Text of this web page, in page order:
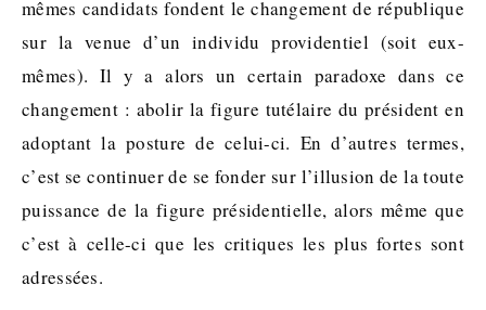
mêmes candidats fondent le changement de république
sur la venue d’un individu providentiel (soit eux-
mêmes). Il y a alors un certain paradoxe dans ce
changement : abolir la figure tutélaire du président en
adoptant la posture de celui-ci. En d’autres termes,
c’est se continuer de se fonder sur l’illusion de la toute
puissance de la figure présidentielle, alors même que
c’est à celle-ci que les critiques les plus fortes sont
adressées.